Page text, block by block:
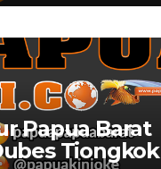
Papua Barat
Tiongkok